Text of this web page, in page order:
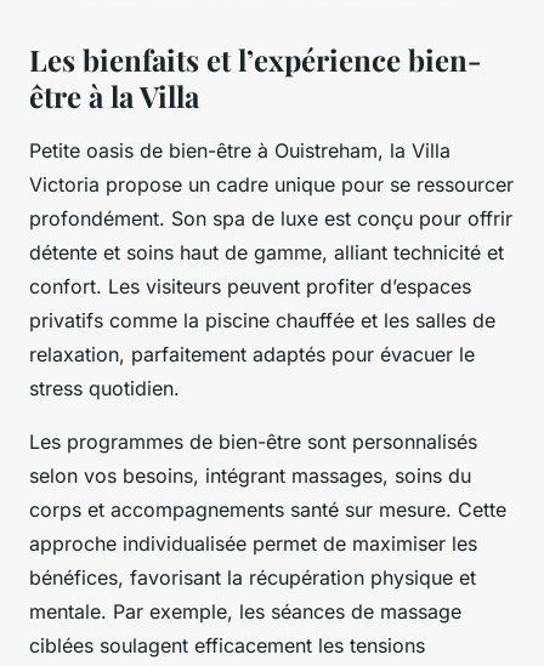
Les bienfaits et l’expérience bien-
être à la Villa
Petite oasis de bien-être à Ouistreham, la Villa
Victoria propose un cadre unique pour se ressourcer
profondément. Son spa de luxe est conçu pour offrir
détente et soins haut de gamme, alliant technicité et
confort. Les visiteurs peuvent profiter d’espaces
privatifs comme la piscine chauffée et les salles de
relaxation, parfaitement adaptés pour évacuer le
stress quotidien.
Les programmes de bien-être sont personnalisés
selon vos besoins, intégrant massages, soins du
corps et accompagnements santé sur mesure. Cette
approche individualisée permet de maximiser les
bénéfices, favorisant la récupération physique et
mentale. Par exemple, les séances de massage
ciblées soulagent efficacement les tensions